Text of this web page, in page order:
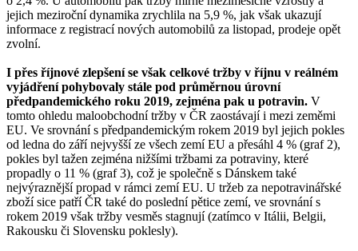
jejich meziroční dynamika zrychlila na 5,9 %, jak však ukazují
informace z registrací nových automobilů za listopad, prodeje opět
zvolní.
I přes říjnové zlepšení se však celkové tržby v říjnu v reálném
vyjádření pohybovaly stále pod průměrnou úrovní
předpandemického roku 2019, zejména pak u potravin. V
tomto ohledu maloobchodní tržby v ČR zaostávají i mezi zeměmi
EU. Ve srovnání s předpandemickým rokem 2019 byl jejich pokles
od ledna do září nejvyšší ze všech zemí EU a přesáhl 4 % (graf 2),
pokles byl tažen zejména nižšími tržbami za potraviny, které
propadly o 11 % (graf 3), což je společně s Dánskem také
nejvýraznější propad v rámci zemí EU. U tržeb za nepotravinářské
zboží sice patří ČR také do poslední pětice zemí, ve srovnání s
rokem 2019 však tržby vesměs stagnují (zatímco v Itálii, Belgii,
Rakousku či Slovensku poklesly).